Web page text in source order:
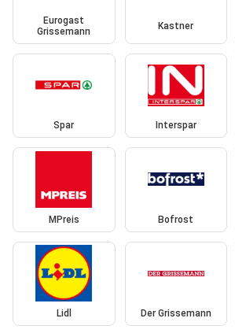
Eurogast
Grissemann
Kastner
Spar Interspar
MPreis Bofrost
Lidl Der Grissemann